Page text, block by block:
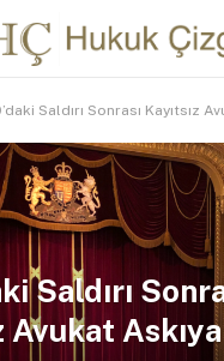
Saldırı Sonrası Kayıtsız
Saldırı
Avukat Askıya